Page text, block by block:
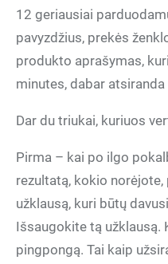
12 geriausiai
pavyzdžius, prekės
produkto aprašymas,
minutes, dabar
Dar du triukai, kuriuos
Pirma – kai po ilgo
rezultatą, kokio norėjote,
užklausą, kuri būtų
Išsaugokite tą užklausą.
pingpongą. Tai kaip